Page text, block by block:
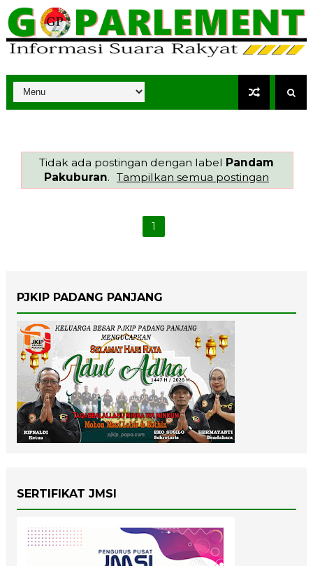
Tidak ada postingan dengan label Pandam
Pakuburan. Tampilkan semua postingan
1
PJKIP PADANG PANJANG
SERTIFIKAT JMSI